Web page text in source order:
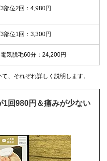
3部位2回：4,980円
3部位1回：3,300円
気脱毛60分：24,200円
、それぞれ詳しく説明します。
1回980円＆痛みが少ない